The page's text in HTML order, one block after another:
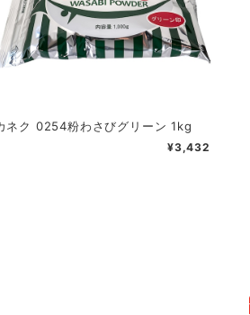
ネク 0254粉わさびグリーン 1kg
¥3,432